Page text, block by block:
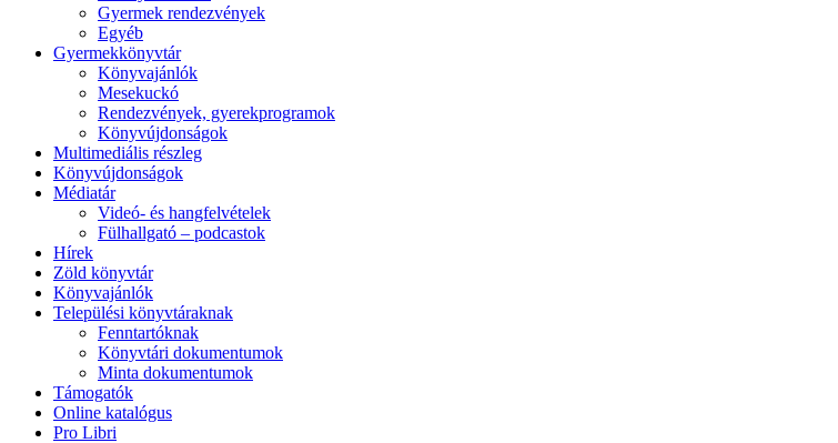
Gyermek rendezvények
Egyéb
Gyermekkönyvtár
Könyvajánlók
Mesekuckó
Rendezvények, gyerekprogramok
Könyvújdonságok
Multimediális részleg
Könyvújdonságok
Médiatár
Videó- és hangfelvételek
Fülhallgató – podcastok
Hírek
Zöld könyvtár
Könyvajánlók
Települési könyvtáraknak
Fenntartóknak
Könyvtári dokumentumok
Minta dokumentumok
Támogatók
Online katalógus
Pro Libri